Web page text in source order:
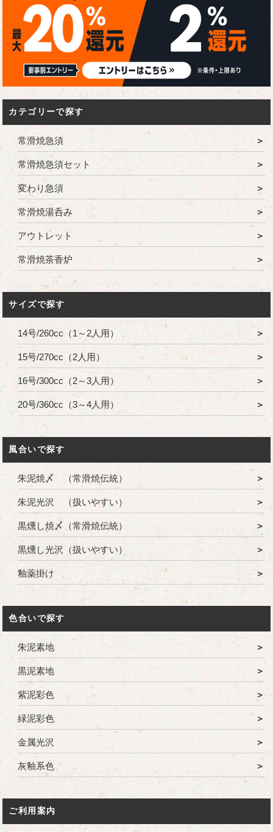
カテゴリーで探す
常滑焼急須
常滑焼急須セット
変わり急須
常滑焼湯呑み
アウトレット
常滑焼茶香炉
サイズで探す
14号/260cc（1～2人用）
15号/270cc（2人用）
16号/300cc（2～3人用）
20号/360cc（3～4人用）
風合いで探す
朱泥焼〆 （常滑焼伝統）
朱泥光沢 （扱いやすい）
黒燻し焼〆（常滑焼伝統）
黒燻し光沢（扱いやすい）
釉薬掛け
色合いで探す
朱泥素地
黒泥素地
紫泥彩色
緑泥彩色
金属光沢
灰釉系色
ご利用案内